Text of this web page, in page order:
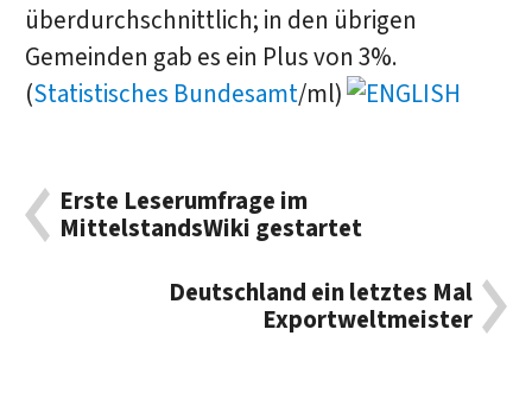
überdurchschnittlich; in den übrigen
Gemeinden gab es ein Plus von 3%.
(Statistisches Bundesamt/ml)
Erste Leserumfrage im
MittelstandsWiki gestartet
Deutschland ein letztes Mal
Exportweltmeister